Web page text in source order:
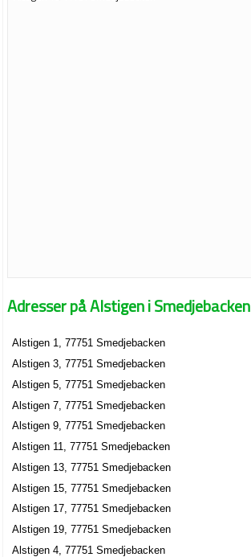
Adresser på Alstigen i Smedjebacken
Alstigen 1, 77751 Smedjebacken
Alstigen 3, 77751 Smedjebacken
Alstigen 5, 77751 Smedjebacken
Alstigen 7, 77751 Smedjebacken
Alstigen 9, 77751 Smedjebacken
Alstigen 11, 77751 Smedjebacken
Alstigen 13, 77751 Smedjebacken
Alstigen 15, 77751 Smedjebacken
Alstigen 17, 77751 Smedjebacken
Alstigen 19, 77751 Smedjebacken
Alstigen 4, 77751 Smedjebacken